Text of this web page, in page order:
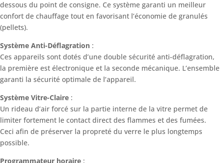
dessous du point de consigne. Ce système garanti un meilleur
confort de chauffage tout en favorisant l’économie de granulés
(pellets).
Système Anti-Déflagration :
Ces appareils sont dotés d’une double sécurité anti-déflagration,
la première est électronique et la seconde mécanique. L’ensemble
garanti la sécurité optimale de l’appareil.
Système Vitre-Claire :
Un rideau d’air forcé sur la partie interne de la vitre permet de
limiter fortement le contact direct des flammes et des fumées.
Ceci afin de préserver la propreté du verre le plus longtemps
possible.
Programmateur horaire :